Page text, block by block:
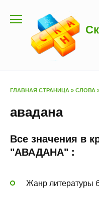
содержанию
ГЛАВНАЯ СТРАНИЦА » СЛОВА
авадана
Все значения в
"АВАДАНА" :
Жанр литературы